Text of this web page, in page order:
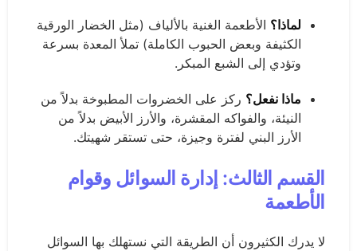
لماذا؟ الأطعمة الغنية بالألياف (مثل الخضار الورقية
الكثيفة وبعض الحبوب الكاملة) تملأ المعدة بسرعة
وتؤدي إلى الشبع المبكر.
ماذا نفعل؟ ركز على الخضروات المطبوخة بدلاً من
النيئة، والفواكه المقشرة، والأرز الأبيض بدلاً من
الأرز البني لفترة وجيزة، حتى تستقر شهيتك.
القسم الثالث: إدارة السوائل وقوام
الأطعمة
لا يدرك الكثيرون أن الطريقة التي نستهلك بها السوائل